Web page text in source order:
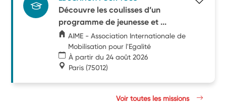
Découvre les coulisses d’un
programme de jeunesse et ...
AIME - Association Internationale de
Mobilisation pour l'Egalité
À partir du 24 août 2026
Paris (75012)
Voir toutes les missions